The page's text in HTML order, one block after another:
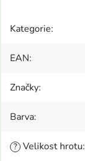
Kategorie:
EAN:
Značky:
Barva:
? Velikost hrotu: